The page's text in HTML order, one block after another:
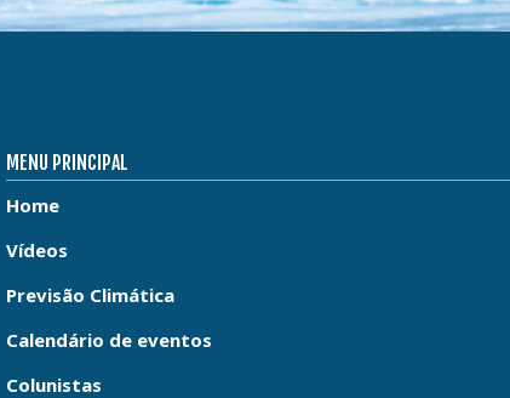
MENU PRINCIPAL
Home
Vídeos
Previsão Climática
Calendário de eventos
Colunistas